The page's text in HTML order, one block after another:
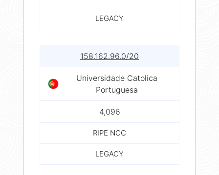
LEGACY
158.162.96.0/20
Universidade Catolica
Portuguesa
4,096
RIPE NCC
LEGACY